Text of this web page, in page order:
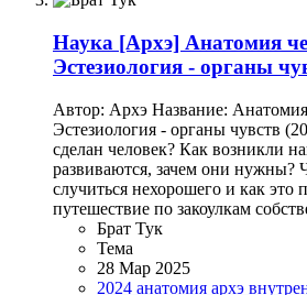
Наука [Архэ] Анатомия
Эстезиология - органы
Автор: Архэ Название:
Эстезиология - органы чувств
сделан человек? Как возникли
развиваются, зачем они нужны?
случиться нехорошего и как это
путешествие по закоулкам
Брат Тук
Тема
28 Мар 2025
2024 анатомия архэ